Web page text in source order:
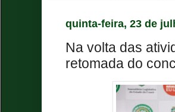
quinta-feira, 23 de
Na volta das
retomada do